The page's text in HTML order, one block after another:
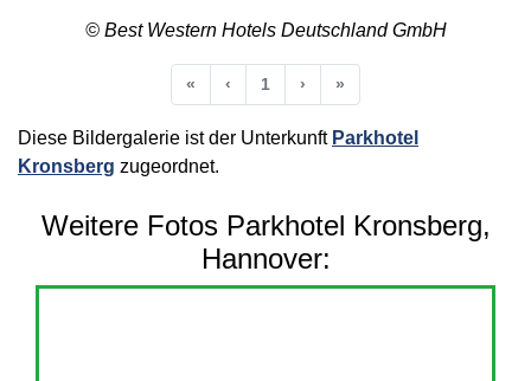
© Best Western Hotels Deutschland GmbH
« Anfang
‹ Vorherige
1 › Nächste
»
Diese Bildergalerie ist der Unterkunft Parkhotel
Kronsberg zugeordnet.
Weitere Fotos Parkhotel Kronsberg,
Hannover: